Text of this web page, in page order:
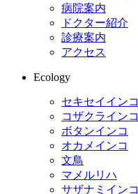
病院案内
ドクター紹介
診療案内
アクセス
Ecology
セキセイインコ
コザクラインコ
ボタンインコ
オカメインコ
文鳥
マメルリハ
サザナミインコ